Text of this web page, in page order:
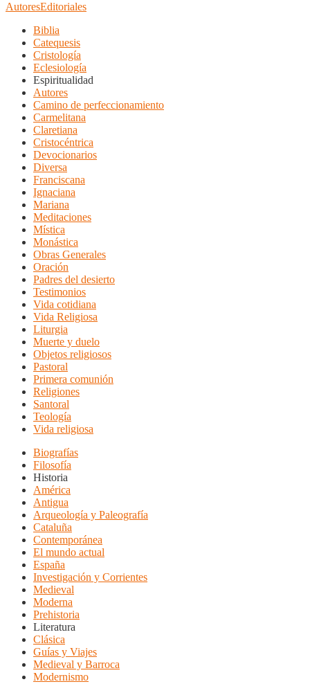
AutoresEditoriales
Biblia
Catequesis
Cristología
Eclesiología
Espiritualidad
Autores
Camino de perfeccionamiento
Carmelitana
Claretiana
Cristocéntrica
Devocionarios
Diversa
Franciscana
Ignaciana
Mariana
Meditaciones
Mística
Monástica
Obras Generales
Oración
Padres del desierto
Testimonios
Vida cotidiana
Vida Religiosa
Liturgia
Muerte y duelo
Objetos religiosos
Pastoral
Primera comunión
Religiones
Santoral
Teología
Vida religiosa
Biografías
Filosofía
Historia
América
Antigua
Arqueología y Paleografía
Cataluña
Contemporánea
El mundo actual
España
Investigación y Corrientes
Medieval
Moderna
Prehistoria
Literatura
Clásica
Guías y Viajes
Medieval y Barroca
Modernismo